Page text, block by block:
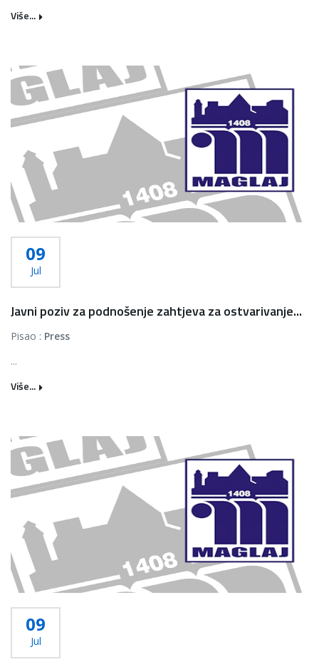
Više...
09
Jul
Javni poziv za podnošenje zahtjeva za ostvarivanje...
Pisao : Press
...
Više...
09
Jul